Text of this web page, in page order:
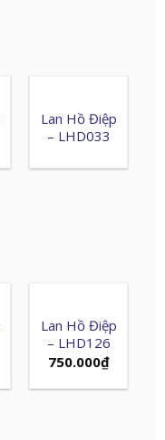
Lan Hồ Điệp
– LHD033
Lan Hồ Điệp
– LHD126
750.000₫